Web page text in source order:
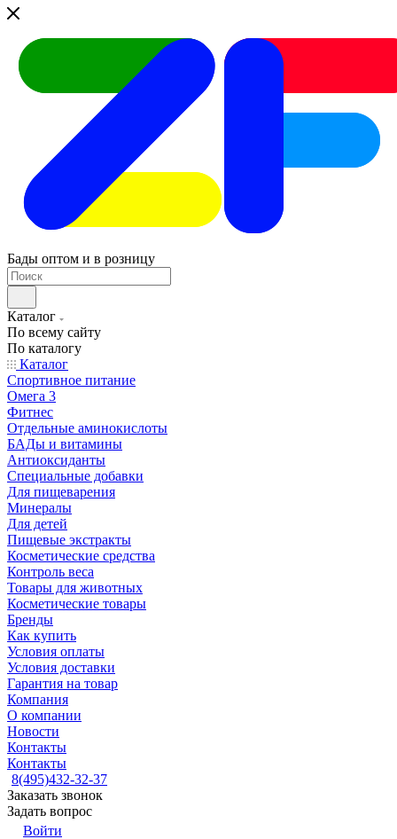
Бады оптом и в розницу
Каталог
По всему сайту
По каталогу
Каталог
Спортивное питание
Омега 3
Фитнес
Отдельные аминокислоты
БАДы и витамины
Антиоксиданты
Специальные добавки
Для пищеварения
Минералы
Для детей
Пищевые экстракты
Косметические средства
Контроль веса
Товары для животных
Косметические товары
Бренды
Как купить
Условия оплаты
Условия доставки
Гарантия на товар
Компания
О компании
Новости
Контакты
Контакты
8(495)432-32-37
Заказать звонок
Задать вопрос
Войти